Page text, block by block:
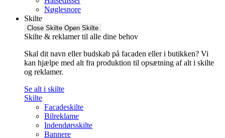
Nøglesnore
Skilte
Close Skilte Open Skilte
Skilte & reklamer til alle dine behov
Skal dit navn eller budskab på facaden eller i butikken? Vi
kan hjælpe med alt fra produktion til opsætning af alt i skilte
og reklamer.
Se alt i skilte
Skilte
Facadeskilte
Bilreklame
Indendørsskilte
Bannere